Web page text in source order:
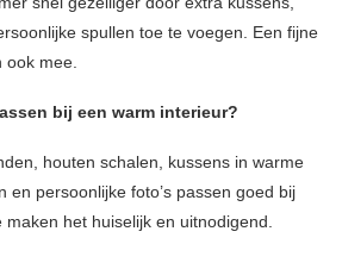
spullen toe te voegen. Een fijne
mee.
bij een warm interieur?
houten schalen, kussens in warme
en persoonlijke foto’s passen goed bij
het huiselijk en uitnodigend.